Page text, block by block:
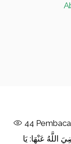
44 Pembaca
عَنْهَا: يَا